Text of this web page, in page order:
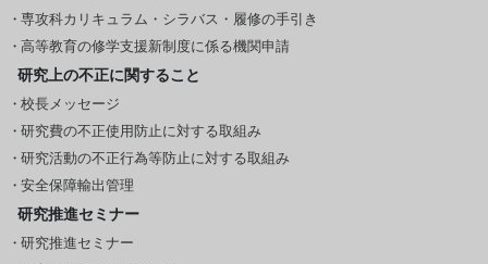
専攻科カリキュラム・シラバス・履修の手引き
高等教育の修学支援新制度に係る機関申請
研究上の不正に関すること
校長メッセージ
研究費の不正使用防止に対する取組み
研究活動の不正行為等防止に対する取組み
安全保障輸出管理
研究推進セミナー
研究推進セミナー